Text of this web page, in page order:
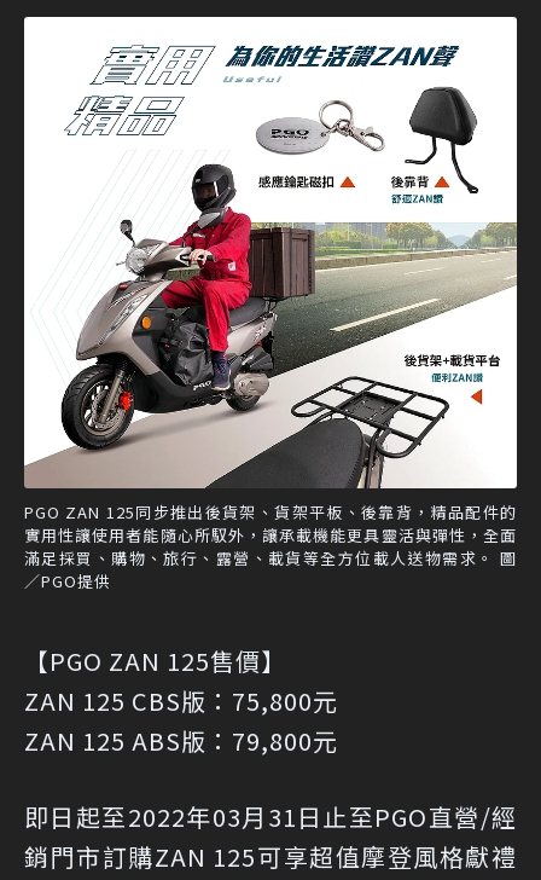
PGO ZAN 125同步推出後貨架、貨架平板、後靠背，精品配件的
實用性讓使用者能隨心所馭外，讓承載機能更具靈活與彈性，全面
滿足採買、購物、旅行、露營、載貨等全方位載人送物需求。 圖
／PGO提供
【PGO ZAN 125售價】
ZAN 125 CBS版：75,800元
ZAN 125 ABS版：79,800元
即日起至2022年03月31日止至PGO直營/經
銷門市訂購ZAN 125可享超值摩登風格獻禮